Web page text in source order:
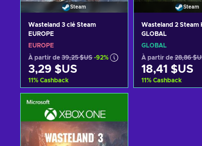
Steam
Wasteland 3 clé Steam
EUROPE
EUROPE
À partir de 39,25 $US -92%
3,29 $US
11% Cashback
Ajouter au panier
Voir les offres
Steam
Wasteland 2 Steam
GLOBAL
GLOBAL
À partir de 28,86
18,41 $US
11% Cashback